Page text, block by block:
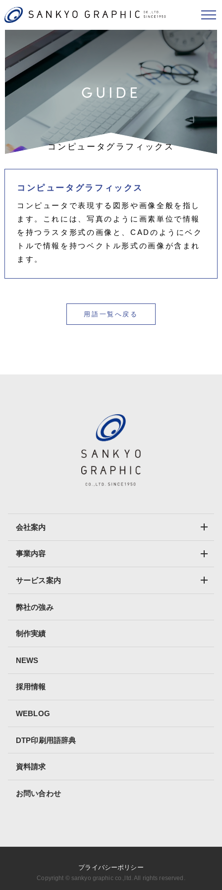
GUIDE
コンピュータグラフィックス
コンピュータグラフィックス
コンピュータで表現する図形や画像全般を指し
ます。これには、写真のように画素単位で情報
を持つラスタ形式の画像と、CADのようにベク
トルで情報を持つベクトル形式の画像が含まれ
ます。
用語一覧へ戻る
会社案内
事業内容
サービス案内
弊社の強み
制作実績
NEWS
採用情報
WEBLOG
DTP印刷用語辞典
資料請求
お問い合わせ
Copyright ©︎ sankyo graphic co.,ltd. All rights reserved.
プライバシーポリシー